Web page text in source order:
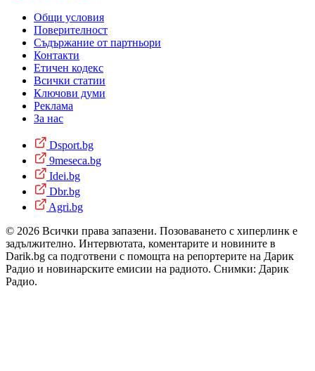
Общи условия
Поверителност
Съдържание от партньори
Контакти
Етичен кодекс
Всички статии
Ключови думи
Реклама
За нас
Dsport.bg
9meseca.bg
Idei.bg
Dbr.bg
Agri.bg
© 2026 Всички права запазени. Позоваването с хиперлинк е
задължително. Интервютата, коментарите и новините в
Darik.bg са подготвени с помощта на репортерите на Дарик
Радио и новинарските емисии на радиото. Снимки: Дарик
Радио.